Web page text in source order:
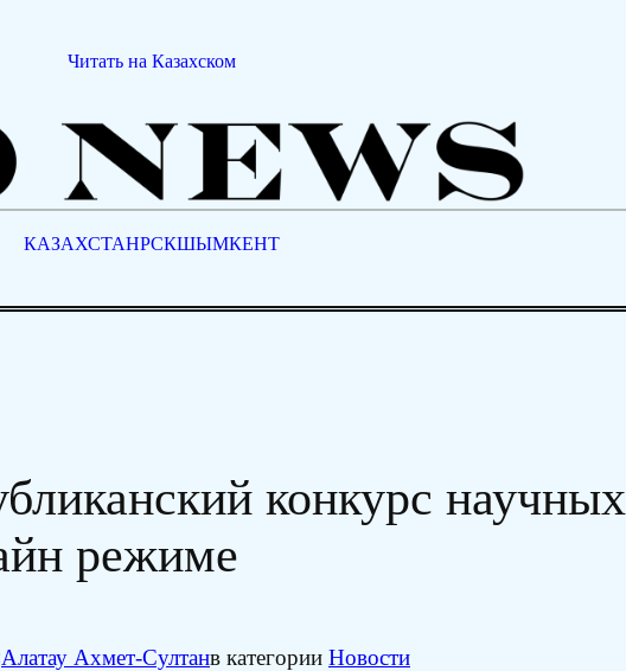
Читать на Казахском
КАЗАХСТАНРСКШЫМКЕНТ
конкурс научных
режиме
Алатау Ахмет-Султанв категории Новости